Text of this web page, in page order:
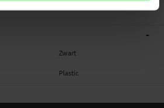
-
Zwart
Plastic